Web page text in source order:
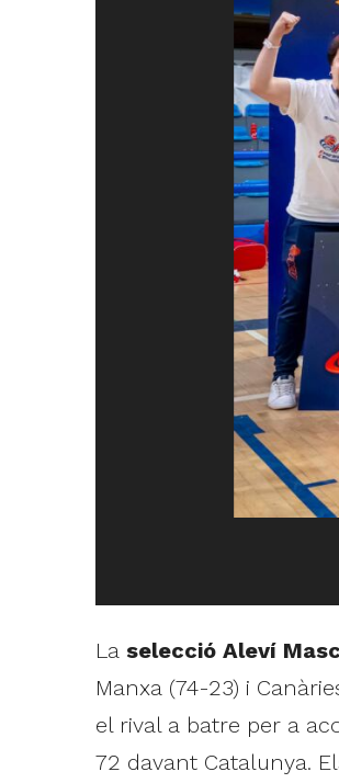
La selecció Aleví
Manxa (74-23) i
el rival a batre per a
72 davant Catalunya.